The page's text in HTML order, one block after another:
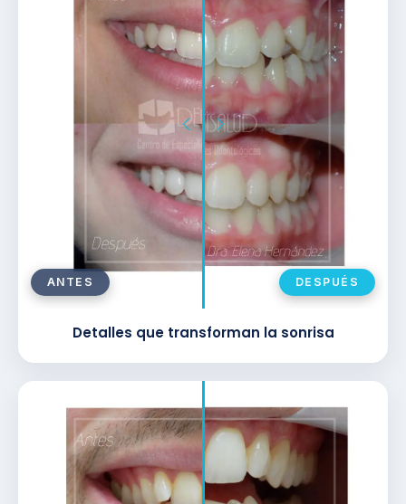
ANTES DESPUÉS
Detalles que transforman la sonrisa